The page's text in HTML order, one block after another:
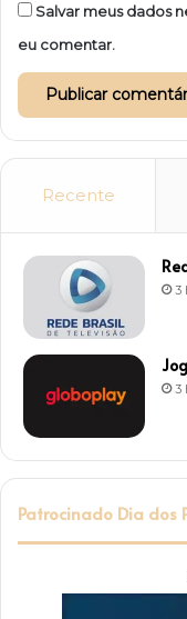
Salvar meus dados
eu comentar.
Recente
3
3
Patrocinado Dia dos